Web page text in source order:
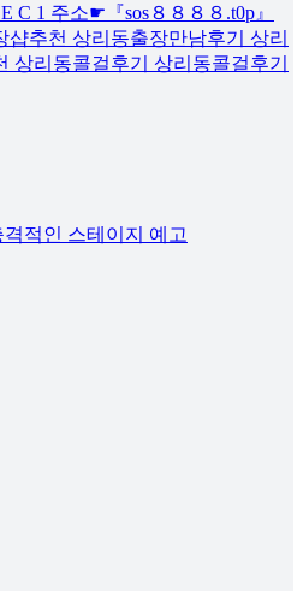
C 1 주소☛『sos８８８８.t0p』
추천 상리동출장만남후기 상리
상리동콜걸후기 상리동콜걸후기
적인 스테이지 예고